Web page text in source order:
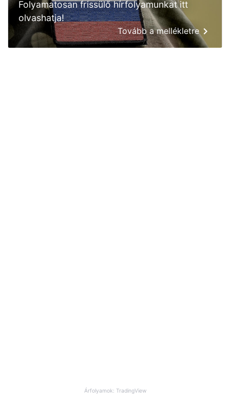
Folyamatosan frissülő hírfolyamunkat itt
olvashatja!
Tovább a mellékletre
Árfolyamok: TradingView